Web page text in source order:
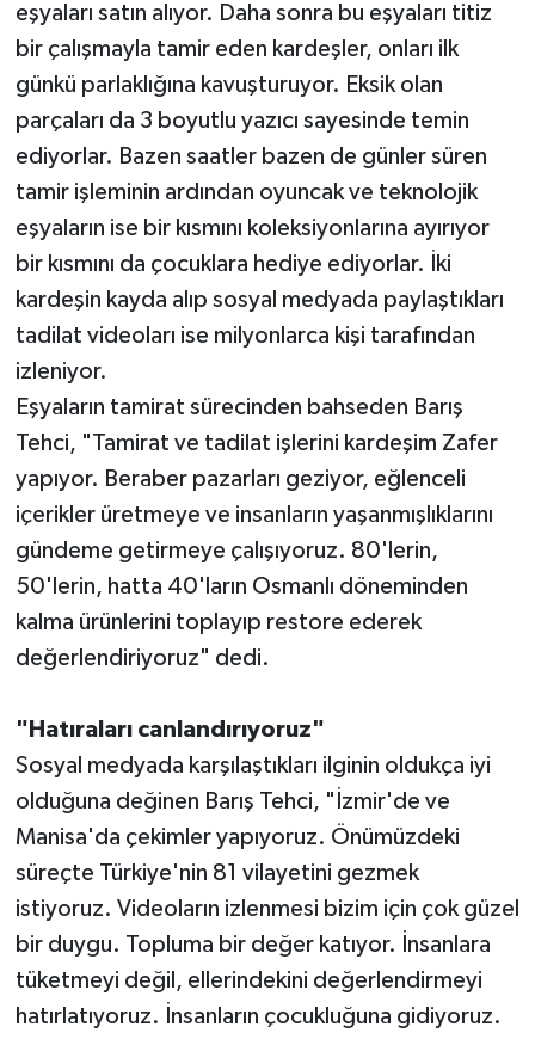
eşyaları satın alıyor. Daha sonra bu eşyaları titiz
bir çalışmayla tamir eden kardeşler, onları ilk
günkü parlaklığına kavuşturuyor. Eksik olan
parçaları da 3 boyutlu yazıcı sayesinde temin
ediyorlar. Bazen saatler bazen de günler süren
tamir işleminin ardından oyuncak ve teknolojik
eşyaların ise bir kısmını koleksiyonlarına ayırıyor
bir kısmını da çocuklara hediye ediyorlar. İki
kardeşin kayda alıp sosyal medyada paylaştıkları
tadilat videoları ise milyonlarca kişi tarafından
izleniyor.
Eşyaların tamirat sürecinden bahseden Barış
Tehci, "Tamirat ve tadilat işlerini kardeşim Zafer
yapıyor. Beraber pazarları geziyor, eğlenceli
içerikler üretmeye ve insanların yaşanmışlıklarını
gündeme getirmeye çalışıyoruz. 80'lerin,
50'lerin, hatta 40'ların Osmanlı döneminden
kalma ürünlerini toplayıp restore ederek
değerlendiriyoruz" dedi.
"Hatıraları canlandırıyoruz"
Sosyal medyada karşılaştıkları ilginin oldukça iyi
olduğuna değinen Barış Tehci, "İzmir'de ve
Manisa'da çekimler yapıyoruz. Önümüzdeki
süreçte Türkiye'nin 81 vilayetini gezmek
istiyoruz. Videoların izlenmesi bizim için çok güzel
bir duygu. Topluma bir değer katıyor. İnsanlara
tüketmeyi değil, ellerindekini değerlendirmeyi
hatırlatıyoruz. İnsanların çocukluğuna gidiyoruz.